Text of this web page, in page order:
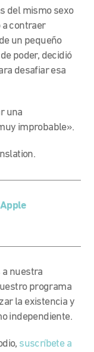
del mismo sexo
a contraer
un pequeño
poder, decidió
desafiar esa
una
improbable».
Apple
a nuestra
programa
la existencia y
independiente.
suscríbete a